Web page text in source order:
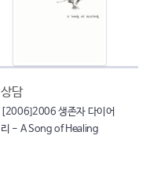
상담
[2006]2006 생존자 다이어
리 - A Song of Healing